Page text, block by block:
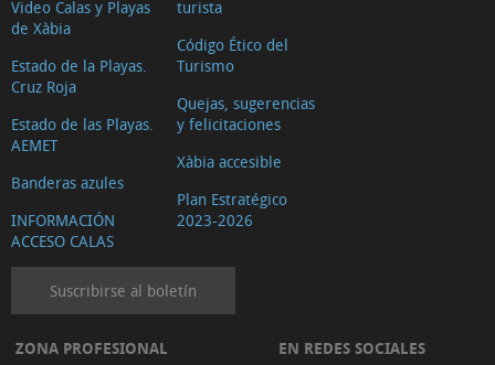
Video Calas y Playas
de Xàbia
Estado de la Playas.
Cruz Roja
Estado de las Playas.
AEMET
Banderas azules
INFORMACIÓN
ACCESO CALAS
turista
Código Ético del
Turismo
Quejas, sugerencias
y felicitaciones
Xàbia accesible
Plan Estratégico
2023-2026
Suscribirse al boletín
ZONA PROFESIONAL EN REDES SOCIALES